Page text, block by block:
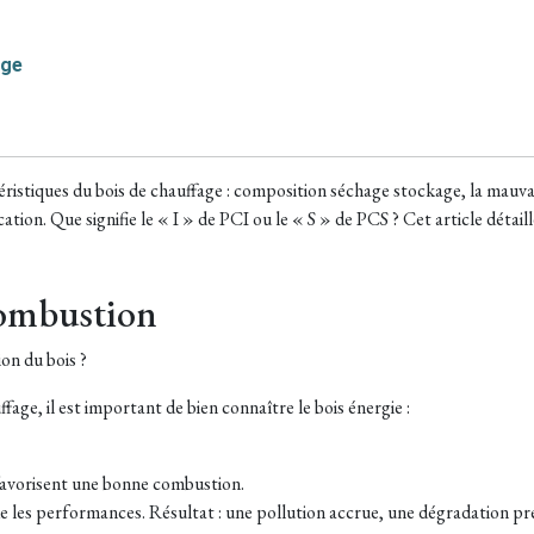
du bois de chauffage : composition séchage stockage, la
Que signifie le « I » de PCI ou le « S » de PCS ? Cet article
du bois ?
il est important de bien connaître le bois énergie :
une bonne combustion.
les performances. Résultat : une pollution accrue, une dégradation